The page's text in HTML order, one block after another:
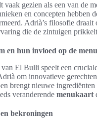
vaak gezien als een van de
en concepten hebben
Adrià’s filosofie draait
die de zintuigen
en hun invloed op de
van El Bulli speelt een
om innovatieve
brengt nieuwe
veranderende menukaart
bekroningen